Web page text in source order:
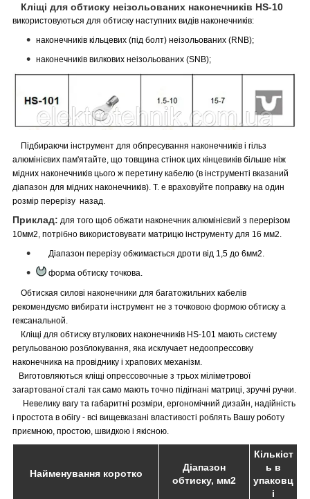
Кліщі для обтиску неізольованих наконечників HS-10
використовуються для обтиску наступних видів наконечників:
наконечників кільцевих (під болт) неізольованих (RNB);
наконечників вилкових неізольованих (SNB);
Підбираючи інструмент для обпресування наконечників і гільз
алюмінієвих пам'ятайте, що товщина стінок цих кінцевиків більше ніж
мідних наконечників цього ж перетину кабелю (в інструменті вказаний
діапазон для мідних наконечників). Т. е враховуйте поправку на один
розмір перерізу назад.
Приклад: для того щоб обжати наконечник алюмінієвий з перерізом
10мм2, потрібно використовувати матрицю інструменту для 16 мм2.
Діапазон перерізу обжимається дроти від 1,5 до 6мм2.
форма обтиску точкова.
Обтиская силові наконечники для багатожильних кабелів
рекомендуємо вибирати інструмент не з точковою формою обтиску а
гексанальной.
Кліщі для обтиску втулкових наконечників HS-101 мають систему
регульованою розблокування, яка исклучает недоопрессовку
наконечника на провіднику і храпових механізм.
Виготовляються кліщі опрессовочные з трьох міліметрової
загартованої сталі так само мають точно підігнані матриці, зручні ручки.
Невелику вагу та габаритні розміри, ергономічний дизайн, надійність
і простота в обігу - всі вищевказані властивості роблять Вашу роботу
приємною, простою, швидкою і якісною.
Найменування коротко
Діапазон
обтиску, мм2
Кількіст
ь в
упаковц
і